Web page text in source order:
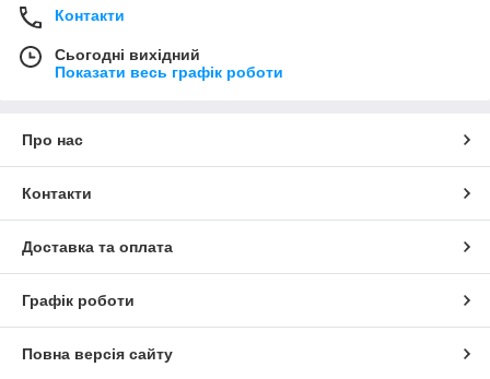
Контакти
Сьогодні вихідний
Показати весь графік роботи
Про нас
Контакти
Доставка та оплата
Графік роботи
Повна версія сайту